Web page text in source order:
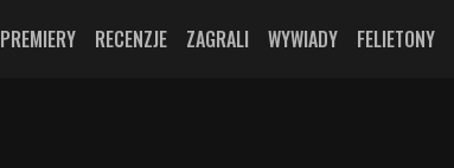
PREMIERY RECENZJE ZAGRALI WYWIADY FELIETONY